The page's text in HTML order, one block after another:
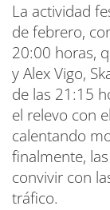
La actividad
de febrero,
20:00 horas,
y Alex Vigo,
de las 21:15
el relevo con el
calentando
finalmente,
convivir con
tráfico.